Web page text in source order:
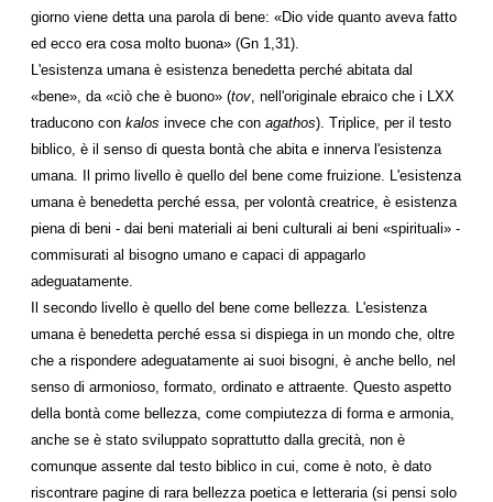
giorno viene detta una parola di bene: «Dio vide quanto aveva fatto
ed ecco era cosa molto buona» (Gn 1,31).
L'esistenza umana è esistenza benedetta perché abitata dal
«bene», da «ciò che è buono» (tov, nell'originale ebraico che i LXX
traducono con kalos invece che con agathos). Triplice, per il testo
biblico, è il senso di questa bontà che abita e innerva l'esistenza
umana. Il primo livello è quello del bene come fruizione. L'esistenza
umana è benedetta perché essa, per volontà creatrice, è esistenza
piena di beni - dai beni materiali ai beni culturali ai beni «spirituali» -
commisurati al bisogno umano e capaci di appagarlo
adeguatamente.
Il secondo livello è quello del bene come bellezza. L'esistenza
umana è benedetta perché essa si dispiega in un mondo che, oltre
che a rispondere adeguatamente ai suoi bisogni, è anche bello, nel
senso di armonioso, formato, ordinato e attraente. Questo aspetto
della bontà come bellezza, come compiutezza di forma e armonia,
anche se è stato sviluppato soprattutto dalla grecità, non è
comunque assente dal testo biblico in cui, come è noto, è dato
riscontrare pagine di rara bellezza poetica e letteraria (si pensi solo